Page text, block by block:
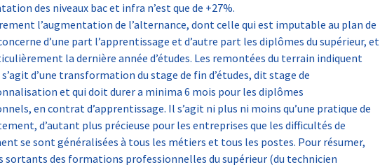
des niveaux bac et infra n’est que de +27%.
l’augmentation de l’alternance, dont celle qui est imputable au plan de
d’une part l’apprentissage et d’autre part les diplômes du supérieur, et
la dernière année d’études. Les remontées du terrain indiquent
s’agit d’une transformation du stage de fin d’études, dit stage de
et qui doit durer a minima 6 mois pour les diplômes
en contrat d’apprentissage. Il s’agit ni plus ni moins qu’une pratique de
d’autant plus précieuse pour les entreprises que les difficultés de
se sont généralisées à tous les métiers et tous les postes. Pour résumer,
sortants des formations professionnelles du supérieur (du technicien